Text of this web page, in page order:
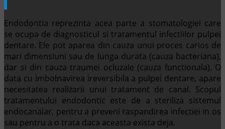
Endodontia reprezinta acea parte a stomatologiei care
se ocupa de diagnosticul si tratamentul infectiilor pulpei
dentare. Ele pot aparea din cauza unui proces carios de
mari dimensiuni sau de lunga durata (cauza bacteriana),
dar si din cauza traumei ocluzale (cauza functionala). O
data cu imbolnavirea ireversibila a pulpei dentare, apare
necesitatea realizarii unui tratament de canal. Scopul
tratamentului endodontic este de a steriliza sistemul
endocanalar, pentru a preveni raspandirea infectiei in os
sau pentru a o trata daca aceasta exista deja.